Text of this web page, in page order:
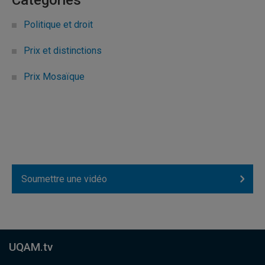
Politique et droit
Prix et distinctions
Prix Mosaïque
Soumettre une vidéo
UQAM.tv